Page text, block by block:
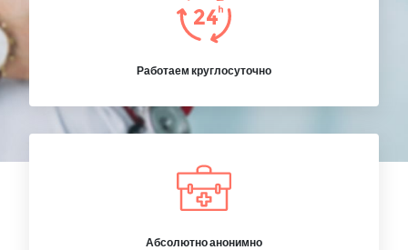
Работаем круглосуточно
Абсолютно анонимно